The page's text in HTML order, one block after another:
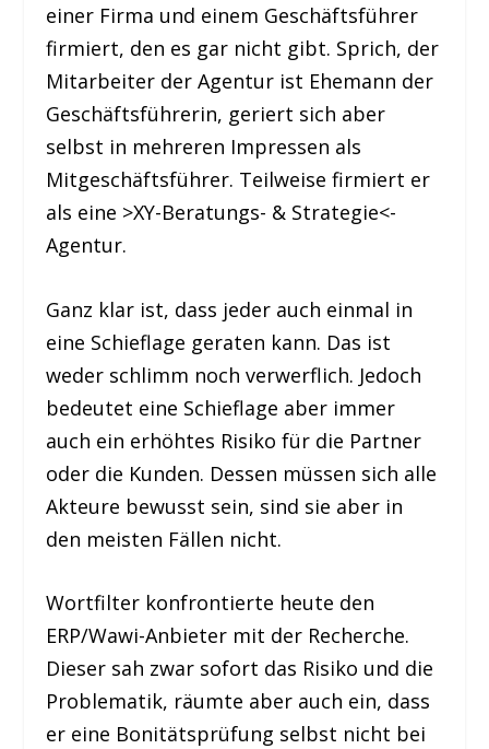
einer Firma und einem Geschäftsführer
firmiert, den es gar nicht gibt. Sprich, der
Mitarbeiter der Agentur ist Ehemann der
Geschäftsführerin, geriert sich aber
selbst in mehreren Impressen als
Mitgeschäftsführer. Teilweise firmiert er
als eine >XY-Beratungs- & Strategie<-
Agentur.
Ganz klar ist, dass jeder auch einmal in
eine Schieflage geraten kann. Das ist
weder schlimm noch verwerflich. Jedoch
bedeutet eine Schieflage aber immer
auch ein erhöhtes Risiko für die Partner
oder die Kunden. Dessen müssen sich alle
Akteure bewusst sein, sind sie aber in
den meisten Fällen nicht.
Wortfilter konfrontierte heute den
ERP/Wawi-Anbieter mit der Recherche.
Dieser sah zwar sofort das Risiko und die
Problematik, räumte aber auch ein, dass
er eine Bonitätsprüfung selbst nicht bei